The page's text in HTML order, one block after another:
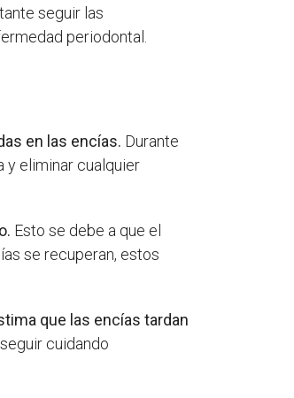
seguir las
periodontal.
en las encías. Durante
y eliminar cualquier
Esto se debe a que el
se recuperan, estos
que las encías tardan
cuidando